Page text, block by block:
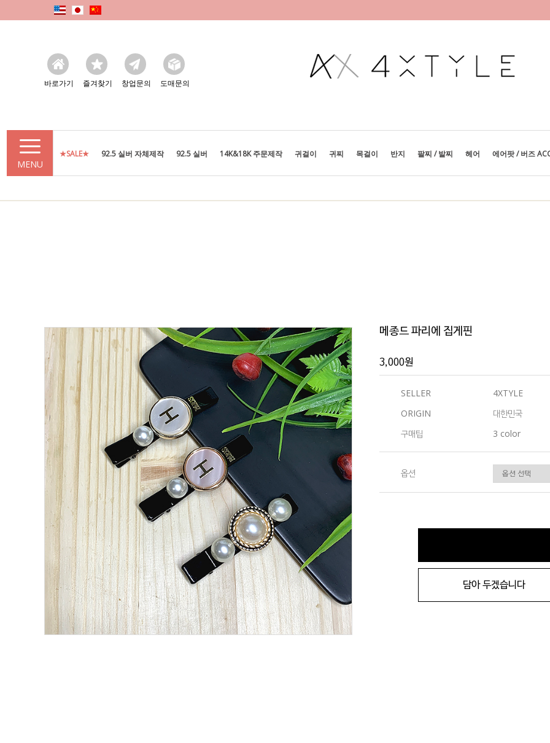
바로가기 즐겨찾기 창업문의 도매문의
MENU
★SALE★ 92.5 실버 자체제작 92.5 실버 14K&18K 주문제작 귀걸이 귀찌 목걸이 반지 팔찌 / 발찌 헤어 에어팟 / 버즈
메종드 파리에 집게핀
3,000원
SELLER
4XTYLE
ORIGIN
대한민국
구매팁
3 color
옵션
담아 두겠습니다